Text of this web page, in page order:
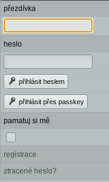
přezdívka
heslo
přihlásit heslem
přihlásit přes passkey
pamatuj si mě
registrace
ztracené heslo?